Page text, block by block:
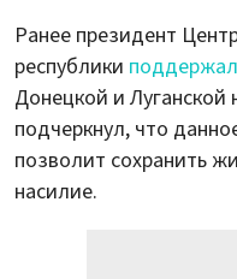
Ранее президент
республики поддержал
Донецкой и Луганской
подчеркнул, что
позволит сохранить
насилие.